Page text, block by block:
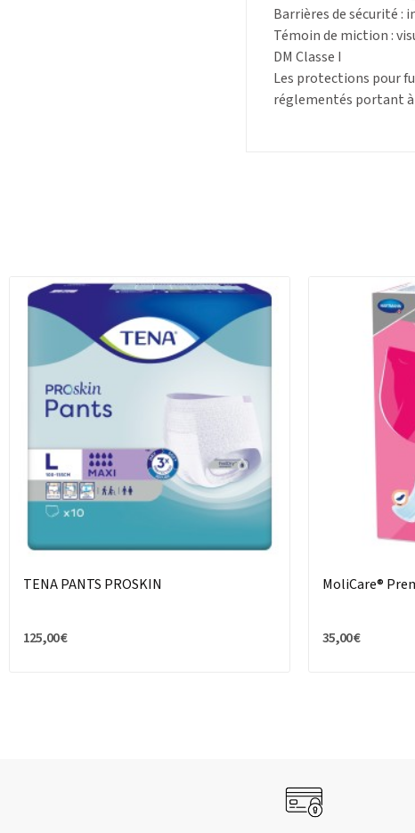
Barrières de sécurité
Témoin de miction :
DM Classe I
Les protections pour
réglementés portant à
TENA PANTS PROSKIN
125,00 €
MoliCare®
35,00 €